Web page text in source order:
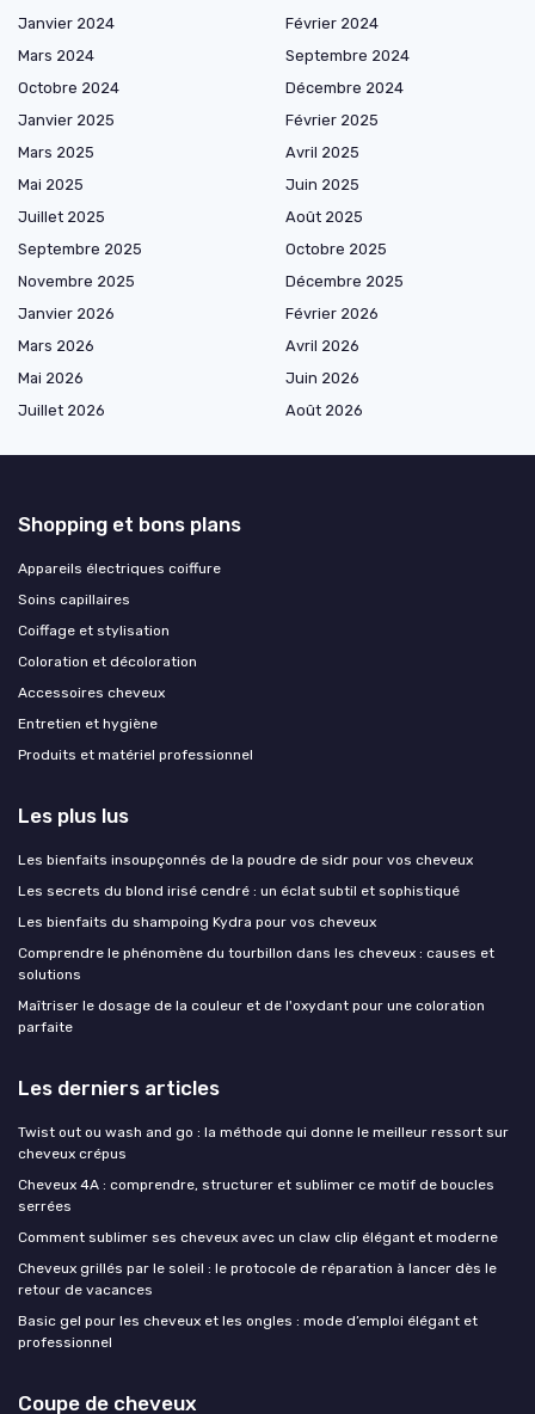
Janvier 2024
Février 2024
Mars 2024
Septembre 2024
Octobre 2024
Décembre 2024
Janvier 2025
Février 2025
Mars 2025
Avril 2025
Mai 2025
Juin 2025
Juillet 2025
Août 2025
Septembre 2025
Octobre 2025
Novembre 2025
Décembre 2025
Janvier 2026
Février 2026
Mars 2026
Avril 2026
Mai 2026
Juin 2026
Juillet 2026
Août 2026
Shopping et bons plans
Appareils électriques coiffure
Soins capillaires
Coiffage et stylisation
Coloration et décoloration
Accessoires cheveux
Entretien et hygiène
Produits et matériel professionnel
Les plus lus
Les bienfaits insoupçonnés de la poudre de sidr pour vos cheveux
Les secrets du blond irisé cendré : un éclat subtil et sophistiqué
Les bienfaits du shampoing Kydra pour vos cheveux
Comprendre le phénomène du tourbillon dans les cheveux : causes et
solutions
Maîtriser le dosage de la couleur et de l'oxydant pour une coloration
parfaite
Les derniers articles
Twist out ou wash and go : la méthode qui donne le meilleur ressort sur
cheveux crépus
Cheveux 4A : comprendre, structurer et sublimer ce motif de boucles
serrées
Comment sublimer ses cheveux avec un claw clip élégant et moderne
Cheveux grillés par le soleil : le protocole de réparation à lancer dès le
retour de vacances
Basic gel pour les cheveux et les ongles : mode d’emploi élégant et
professionnel
Coupe de cheveux